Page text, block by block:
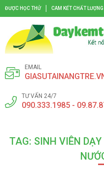
ĐƯỢC HỌC THỬ CAM KẾT CHẤT LƯỢNG
EMAIL
TƯ VẤN 24/7
090.333.1985 -
TAG: SINH VIÊN